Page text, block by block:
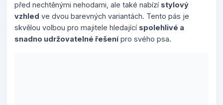
před nechtěnými nehodami, ale také nabízí stylový
vzhled ve dvou barevných variantách. Tento pás je
skvělou volbou pro majitele hledající spolehlivé a
snadno udržovatelné řešení pro svého psa.